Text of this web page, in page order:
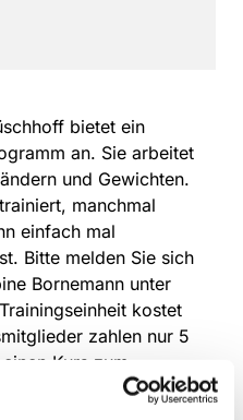
bietet ein
an. Sie arbeitet
und Gewichten.
manchmal
einfach mal
Bitte melden Sie sich
Bornemann unter
kostet
zahlen nur 5
Kurs zum
Beitrag nur dann,